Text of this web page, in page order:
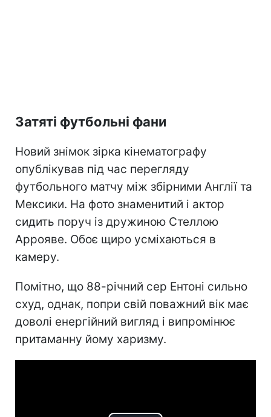
Затяті футбольні фани
Новий знімок зірка кінематографу
опублікував під час перегляду
футбольного матчу між збірними Англії та
Мексики. На фото знаменитий і актор
сидить поруч із дружиною Стеллою
Аррояве. Обоє щиро усміхаються в
камеру.
Помітно, що 88-річний сер Ентоні сильно
схуд, однак, попри свій поважний вік має
доволі енергійний вигляд і випромінює
притаманну йому харизму.